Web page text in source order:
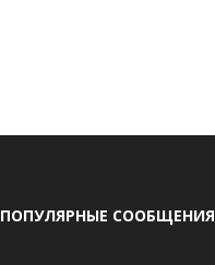
ПОПУЛЯРНЫЕ СООБЩЕНИЯ